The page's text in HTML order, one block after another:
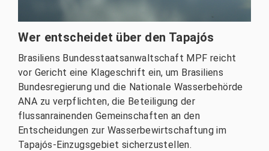
Wer entscheidet über den Tapajós
Brasiliens Bundesstaatsanwaltschaft MPF reicht
vor Gericht eine Klageschrift ein, um Brasiliens
Bundesregierung und die Nationale Wasserbehörde
ANA zu verpflichten, die Beteiligung der
flussanrainenden Gemeinschaften an den
Entscheidungen zur Wasserbewirtschaftung im
Tapajós-Einzugsgebiet sicherzustellen.